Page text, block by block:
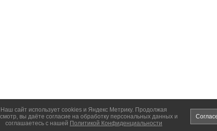
Наш сайт использует cookies и Яндекс Метрику. Продолжая
вы даёте согласие на обработку персональных данных и
соглашаетесь с нашей Политикой Конфиденциальности